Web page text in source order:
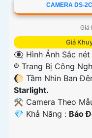
CAMERA DS-
Giá
Giá
👁️‍🗨 Hình Ảnh Sắc nét
®️ Trang Bị Công
🌔 Tầm Nhìn Ban
Starlight.
⚒ Camera Theo
️💎 Khả Năng : Báo